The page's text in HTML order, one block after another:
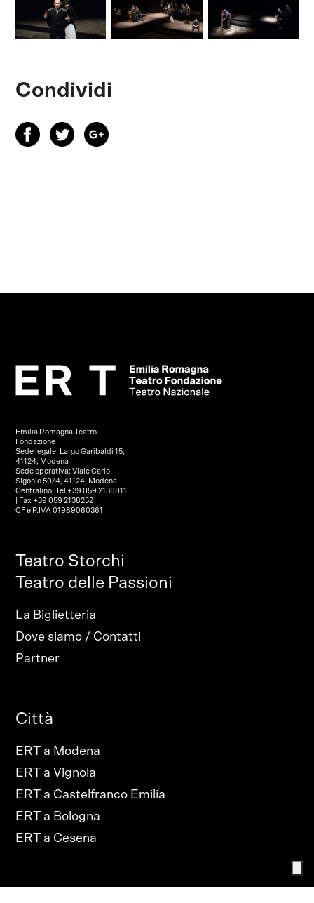
Condividi
Emilia Romagna Teatro
Fondazione
Sede legale: Largo Garibaldi 15,
41124, Modena
Sede operativa: Viale Carlo
Sigonio 50/4, 41124, Modena
Centralino: Tel +39 059 2136011
| Fax +39 059 2138252
CF e P.IVA 01989060361
Teatro Storchi
Teatro delle Passioni
La Biglietteria
Dove siamo / Contatti
Partner
Città
ERT a Modena
ERT a Vignola
ERT a Castelfranco Emilia
ERT a Bologna
ERT a Cesena